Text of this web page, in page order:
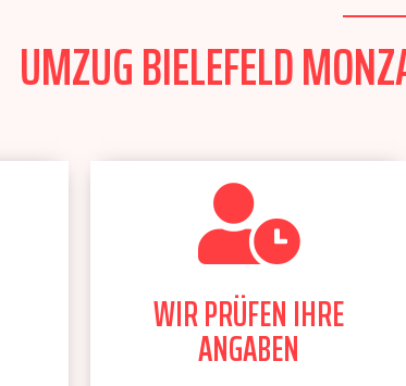
UMZUG BIELEFELD
WIR PRÜFEN IHRE
ANGABEN